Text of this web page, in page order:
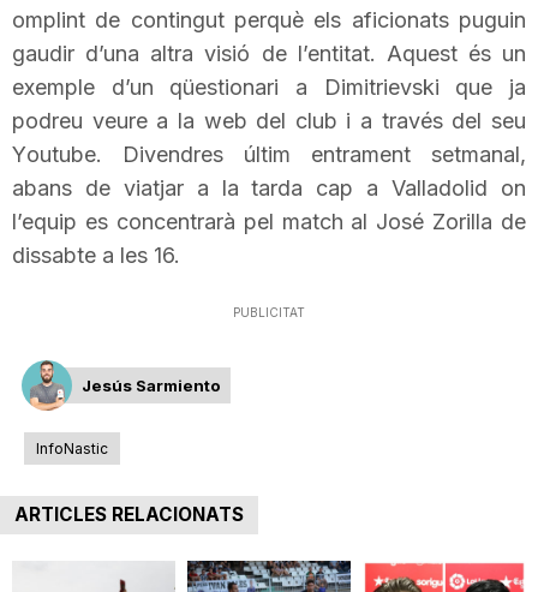
omplint de contingut perquè els aficionats puguin
gaudir d’una altra visió de l’entitat. Aquest és un
exemple d’un qüestionari a
Dimitrievski que ja
podreu veure a la web del club i a través del seu
Youtube. Divendres últim entrament setmanal,
abans de viatjar a la tarda cap a Valladolid on
l’equip es concentrarà pel match al José Zorilla de
dissabte a les 16.
PUBLICITAT
Jesús Sarmiento
InfoNastic
ARTICLES RELACIONATS